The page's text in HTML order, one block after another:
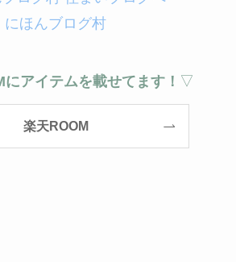
にほんブログ村
アイテムを載せてます！ ▽
楽天ROOM